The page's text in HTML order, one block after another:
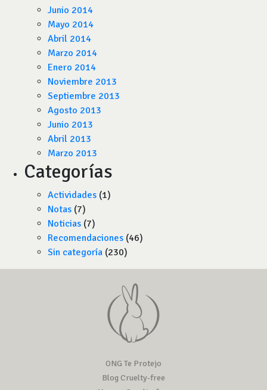
Junio 2014
Mayo 2014
Abril 2014
Marzo 2014
Enero 2014
Noviembre 2013
Septiembre 2013
Agosto 2013
Junio 2013
Abril 2013
Marzo 2013
Categorías
Actividades (1)
Notas (7)
Noticias (7)
Recomendaciones (46)
Sin categoría (230)
ONG Te Protejo
Blog Cruelty-free